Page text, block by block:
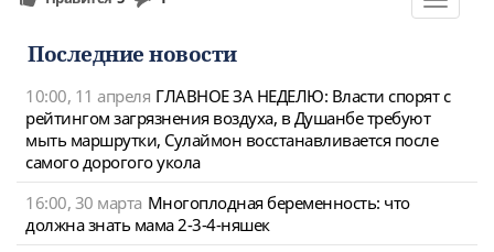
Последние новости
10:00, 11 апреля ГЛАВНОЕ ЗА НЕДЕЛЮ: Власти спорят с
рейтингом загрязнения воздуха, в Душанбе требуют
мыть маршрутки, Сулаймон восстанавливается после
самого дорогого укола
16:00, 30 марта Многоплодная беременность: что
должна знать мама 2-3-4-няшек